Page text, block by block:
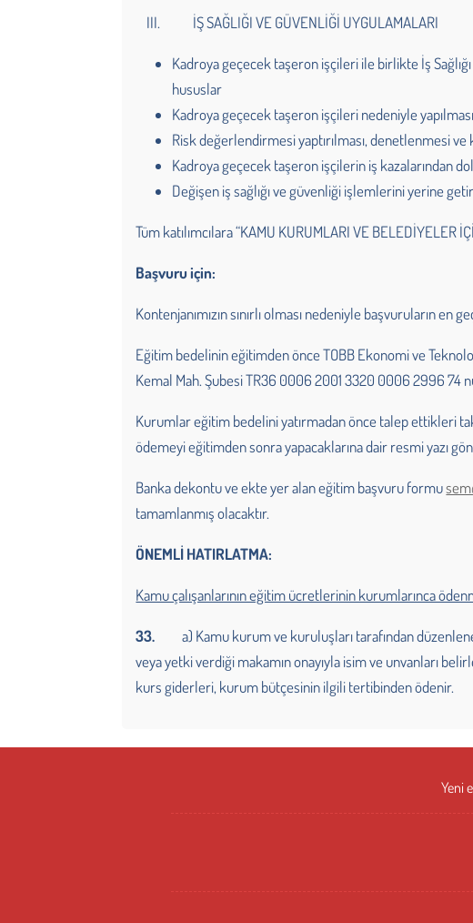
III. İŞ SAĞLIĞI VE GÜVENLİĞİ UYGULAMALARI
Kadroya geçecek taşeron işçileri ile birlikte İş
hususlar
Kadroya geçecek taşeron işçileri nedeniyle
Risk değerlendirmesi yaptırılması, denetlenmesi
Kadroya geçecek taşeron işçilerin iş kazalarından
Değişen iş sağlığı ve güvenliği işlemlerini yerine
Tüm katılımcılara “KAMU KURUMLARI VE BELEDİYELER
Başvuru için:
Kontenjanımızın sınırlı olması nedeniyle başvuruların
Eğitim bedelinin eğitimden önce TOBB Ekonomi ve
Kemal Mah. Şubesi TR36 0006 2001 3320 0006 2996 74
Kurumlar eğitim bedelini yatırmadan önce talep ettikleri
ödemeyi eğitimden sonra yapacaklarına dair resmi yazı
Banka dekontu ve ekte yer alan eğitim başvuru formu
tamamlanmış olacaktır.
ÖNEMLİ HATIRLATMA:
Kamu çalışanlarının eğitim ücretlerinin kurumlarınca
33. a) Kamu kurum ve kuruluşları tarafından
veya yetki verdiği makamın onayıyla isim ve unvanları
kurs giderleri, kurum bütçesinin ilgili tertibinden ödenir.
Yeni